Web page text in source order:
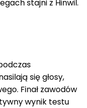
stajni z Hinwil.
się głosy,
Finał zawodów
wynik testu